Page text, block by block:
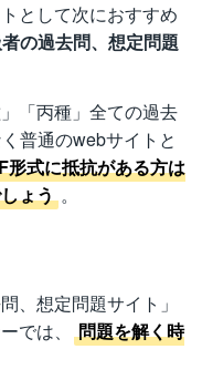
として次におすすめ
の過去問、想定問題
「丙種」全ての過去
普通のwebサイトと
形式に抵抗がある方は
ょう 。
、想定問題サイト」
では、
問題を解く時